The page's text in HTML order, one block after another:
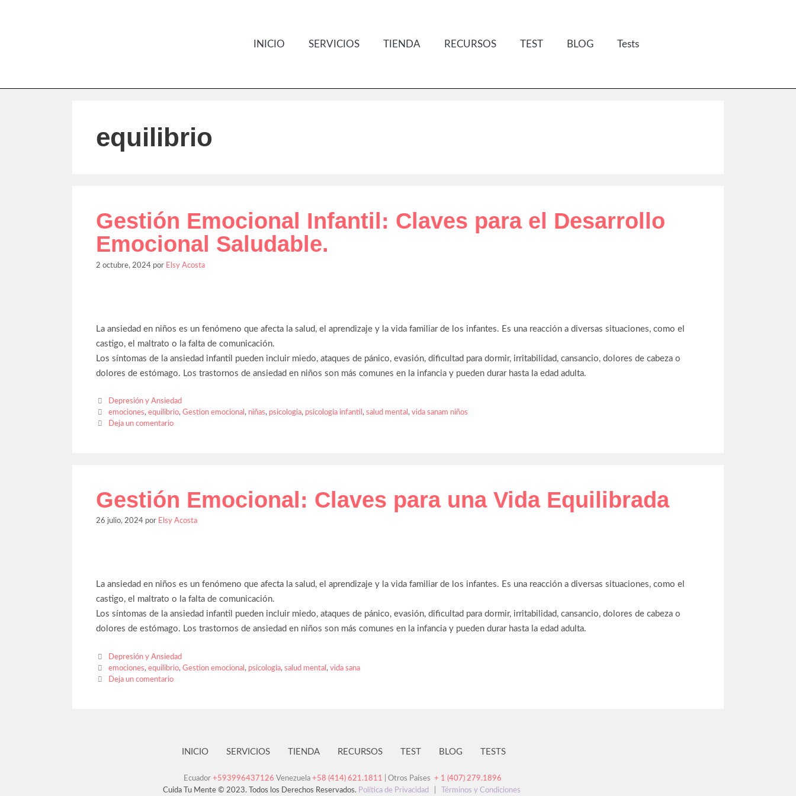
INICIO SERVICIOS TIENDA RECURSOS TEST BLOG Tests
equilibrio
Gestión Emocional Infantil: Claves para el Desarrollo
Emocional Saludable.
2 octubre, 2024 por Elsy Acosta
La ansiedad en niños es un fenómeno que afecta la salud, el aprendizaje y la vida familiar de los infantes. Es una reacción a diversas situaciones, como el
castigo, el maltrato o la falta de comunicación.
Los síntomas de la ansiedad infantil pueden incluir miedo, ataques de pánico, evasión, dificultad para dormir, irritabilidad, cansancio, dolores de cabeza o
dolores de estómago. Los trastornos de ansiedad en niños son más comunes en la infancia y pueden durar hasta la edad adulta.
Depresión y Ansiedad
emociones, equilibrio, Gestion emocional , niñas, psicologia, psicologia infantil , salud mental , vida sanam niños
Deja un comentario
Gestión Emocional: Claves para una Vida Equilibrada
26 julio, 2024 por Elsy Acosta
La ansiedad en niños es un fenómeno que afecta la salud, el aprendizaje y la vida familiar de los infantes. Es una reacción a diversas situaciones, como el
castigo, el maltrato o la falta de comunicación.
Los síntomas de la ansiedad infantil pueden incluir miedo, ataques de pánico, evasión, dificultad para dormir, irritabilidad, cansancio, dolores de cabeza o
dolores de estómago. Los trastornos de ansiedad en niños son más comunes en la infancia y pueden durar hasta la edad adulta.
Depresión y Ansiedad
emociones, equilibrio, Gestion emocional , psicologia, salud mental , vida sana
Deja un comentario
INICIO SERVICIOS TIENDA RECURSOS TEST BLOG TESTS
Ecuador +593996437126 Venezuela +58 (414) 621.1811 | Otros Países + 1 (407) 279.1896
Cuida Tu Mente © 2023. Todos los Derechos Reservados. Política de Privacidad Términos y Condiciones